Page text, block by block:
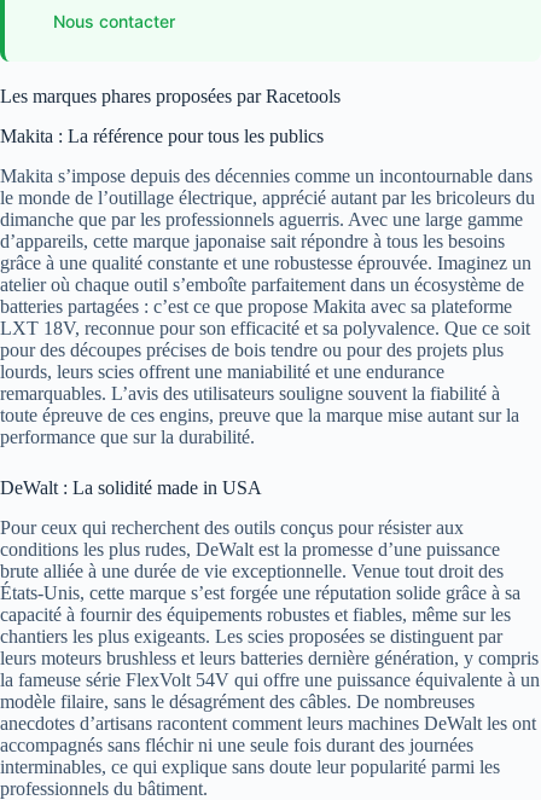
Nous contacter
Les marques phares proposées par Racetools
Makita : La référence pour tous les publics
Makita s’impose depuis des décennies comme un incontournable dans
le monde de l’outillage électrique, apprécié autant par les bricoleurs du
dimanche que par les professionnels aguerris. Avec une large gamme
d’appareils, cette marque japonaise sait répondre à tous les besoins
grâce à une qualité constante et une robustesse éprouvée. Imaginez un
atelier où chaque outil s’emboîte parfaitement dans un écosystème de
batteries partagées : c’est ce que propose Makita avec sa plateforme
LXT 18V, reconnue pour son efficacité et sa polyvalence. Que ce soit
pour des découpes précises de bois tendre ou pour des projets plus
lourds, leurs scies offrent une maniabilité et une endurance
remarquables. L’avis des utilisateurs souligne souvent la fiabilité à
toute épreuve de ces engins, preuve que la marque mise autant sur la
performance que sur la durabilité.
DeWalt : La solidité made in USA
Pour ceux qui recherchent des outils conçus pour résister aux
conditions les plus rudes, DeWalt est la promesse d’une puissance
brute alliée à une durée de vie exceptionnelle. Venue tout droit des
États-Unis, cette marque s’est forgée une réputation solide grâce à sa
capacité à fournir des équipements robustes et fiables, même sur les
chantiers les plus exigeants. Les scies proposées se distinguent par
leurs moteurs brushless et leurs batteries dernière génération, y compris
la fameuse série FlexVolt 54V qui offre une puissance équivalente à un
modèle filaire, sans le désagrément des câbles. De nombreuses
anecdotes d’artisans racontent comment leurs machines DeWalt les ont
accompagnés sans fléchir ni une seule fois durant des journées
interminables, ce qui explique sans doute leur popularité parmi les
professionnels du bâtiment.